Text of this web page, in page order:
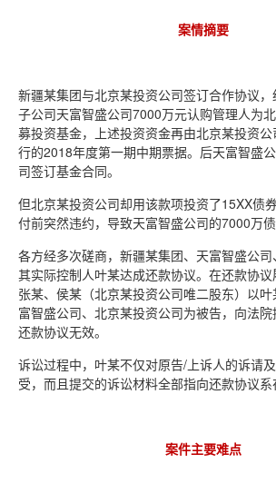
案情摘要
新疆某集团与北京某投资公司签订合作协议
子公司天富智盛公司7000万元认购管理人为
募投资基金，上述投资资金再由北京某投资
行的2018年度第一期中期票据。后天富智盛
司签订基金合同。
但北京某投资公司却用该款项投资了15XX债
付前突然违约，导致天富智盛公司的7000万债
各方经多次磋商，新疆某集团、天富智盛公
其实际控制人叶某达成还款协议。在还款协议
张某、侯某（北京某投资公司唯二股东）以
富智盛公司、北京某投资公司为被告，向法
还款协议无效。
诉讼过程中，叶某不仅对原告/上诉人的诉请
受，而且提交的诉讼材料全部指向还款协议系
案件主要难点